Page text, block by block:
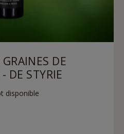
DE
DE STYRIE
disponible